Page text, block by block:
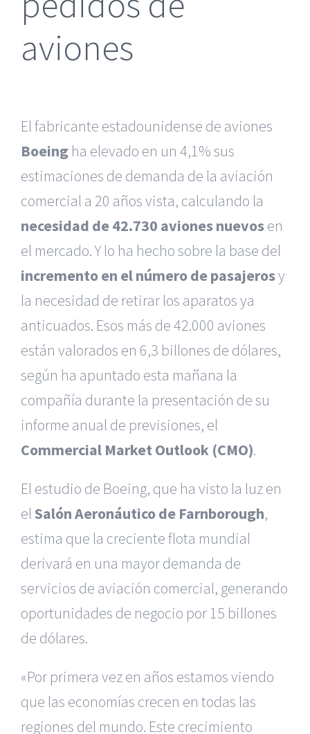
aviones
El fabricante estadounidense de aviones
Boeing ha elevado en un 4,1% sus
estimaciones de demanda de la aviación
comercial a 20 años vista, calculando la
necesidad de 42.730 aviones nuevosen
el mercado. Y lo ha hecho sobre la base del
incremento en el número de pasajerosy
la necesidad de retirar los aparatos ya
anticuados. Esos más de 42.000 aviones
están valorados en 6,3 billones de dólares,
según ha apuntado esta mañana la
compañía durante la presentación de su
informe anual de previsiones, el
Commercial Market Outlook (CMO).
El estudio de Boeing, que ha visto la luz en
el Salón Aeronáutico de Farnborough,
estima que la creciente flota mundial
derivará en una mayor demanda de
servicios de aviación comercial, generando
oportunidades de negocio por 15 billones
de dólares.
«Por primera vez en años estamos viendo
que las economías crecen en todas las
regiones del mundo. Este crecimiento